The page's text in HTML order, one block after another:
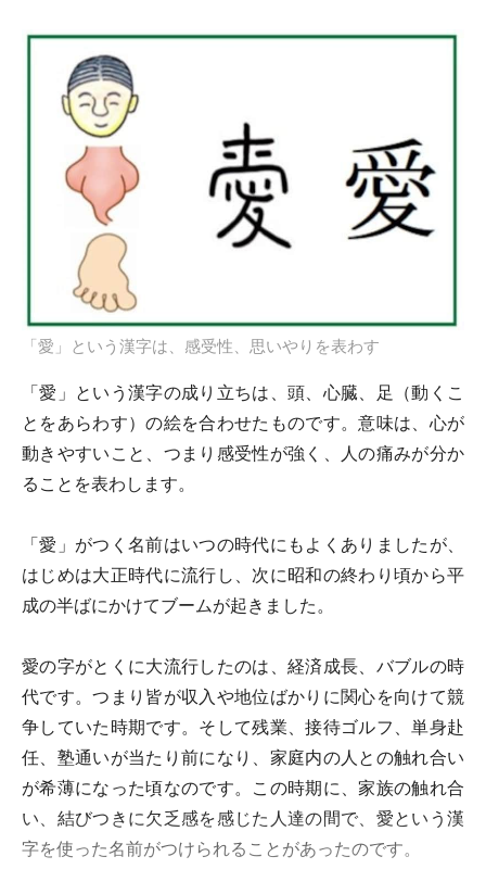
「愛」という漢字は、感受性、思いやりを表わす
「愛」という漢字の成り立ちは、頭、心臓、足（動くこ
とをあらわす）の絵を合わせたものです。意味は、心が
動きやすいこと、つまり感受性が強く、人の痛みが分か
ることを表わします。
「愛」がつく名前はいつの時代にもよくありましたが、
はじめは大正時代に流行し、次に昭和の終わり頃から平
成の半ばにかけてブームが起きました。
愛の字がとくに大流行したのは、経済成長、バブルの時
代です。つまり皆が収入や地位ばかりに関心を向けて競
争していた時期です。そして残業、接待ゴルフ、単身赴
任、塾通いが当たり前になり、家庭内の人との触れ合い
が希薄になった頃なのです。この時期に、家族の触れ合
い、結びつきに欠乏感を感じた人達の間で、愛という漢
字を使った名前がつけられることがあったのです。